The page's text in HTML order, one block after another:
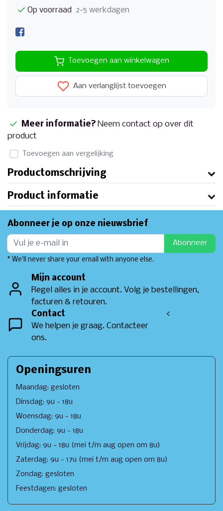
Op voorraad 2-5 werkdagen
Toevoegen aan winkelwagen
Aan verlanglijst toevoegen
Meer informatie? Neem contact op over dit
product
Toevoegen aan vergelijking
Productomschrijving
Product informatie
Abonneer je op onze nieuwsbrief
Abonneer
* We'll never share your email with anyone else.
Mijn account
Regel alles in je account. Volg je bestellingen,
facturen & retouren.
Contact
We helpen je graag. Contacteer
ons.
<
Openingsuren
Maandag: gesloten
Dinsdag: 9u - 18u
Woensdag: 9u - 18u
Donderdag: 9u - 18u
Vrijdag: 9u - 18u (mei t/m aug open om 8u)
Zaterdag: 9u - 17u (mei t/m aug open om 8u)
Zondag: gesloten
Feestdagen: gesloten